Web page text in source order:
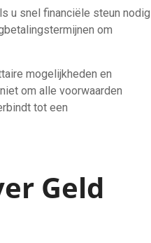
u snel financiële steun nodig
om
mogelijkheden en
om alle voorwaarden
tot een
Geld